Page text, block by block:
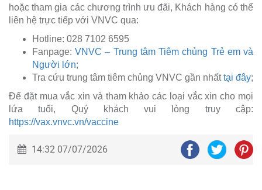
hoặc tham gia các chương trình ưu đãi, Khách hàng có thể
liên hệ trực tiếp với VNVC qua:
Hotline: 028 7102 6595
Fanpage:VNVC – Trung tâm Tiêm chủng Trẻ em và
Người lớn;
Tra cứu trung tâm tiêm chủng VNVC gần nhấttại đây;
Để đặt mua vắc xin và tham khảo các loại vắc xin cho mọi
lứa tuổi, Quý khách vui lòng truy cập:
https://vax.vnvc.vn/vaccine
14:32 07/07/2026